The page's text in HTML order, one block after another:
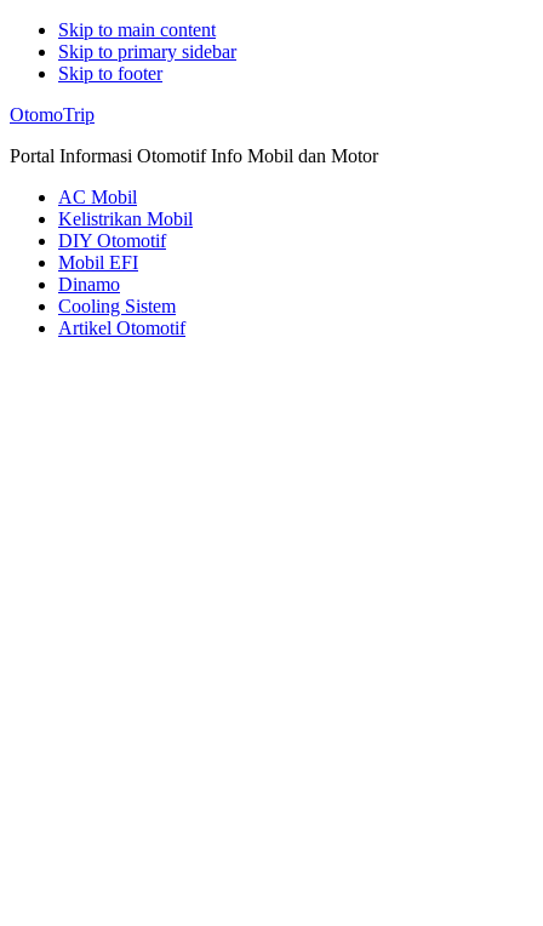
Skip to main content
Skip to primary sidebar
Skip to footer
Additional
menu
OtomoTrip
Portal Informasi Otomotif Info Mobil dan Motor
AC Mobil
Kelistrikan Mobil
DIY Otomotif
Mobil EFI
Dinamo
Cooling Sistem
Artikel Otomotif